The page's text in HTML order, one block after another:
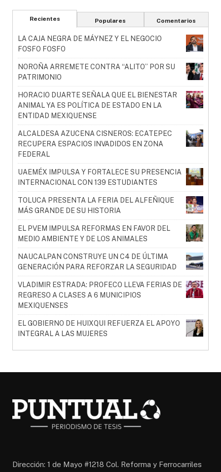
Recientes Populares Comentarios
LA CAJA NEGRA DE MÁYNEZ Y EL NEGOCIO
FOSFO FOSFO
NOROÑA ARREMETE CONTRA “ALITO” POR SU
PATRIMONIO
HORACIO DUARTE SEÑALA QUE EL BIENESTAR
ANIMAL YA ES POLÍTICA DE ESTADO EN LA
ENTIDAD MEXIQUENSE
ALCALDESA AZUCENA CISNEROS: ECATEPEC
RECUPERA ESPACIOS INVADIDOS EN ZONA
FEDERAL
UAEMÉX IMPULSA Y FORTALECE SU PRESENCIA
INTERNACIONAL CON 139 ESTUDIANTES
TOLUCA PRESENTA LA FERIA DEL ALFEÑIQUE
MÁS GRANDE DE SU HISTORIA
EL PVEM IMPULSA REFORMAS EN FAVOR DEL
MEDIO AMBIENTE Y DE LOS ANIMALES
NAUCALPAN CONSTRUYE UN C4 DE ÚLTIMA
GENERACIÓN PARA REFORZAR LA SEGURIDAD
VLADIMIR ESTRADA: PROFECO LLEVA FERIAS DE
REGRESO A CLASES A 6 MUNICIPIOS
MEXIQUENSES
EL GOBIERNO DE HUIXQUI REFUERZA EL APOYO
INTEGRAL A LAS MUJERES
Dirección: 1 de Mayo #1218 Col. Reforma y Ferrocarriles